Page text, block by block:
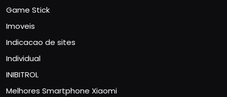
Game Stick
Imoveis
Indicacao de sites
Individual
INIBITROL
Melhores Smartphone Xiaomi